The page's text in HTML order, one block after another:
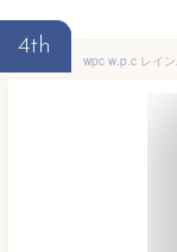
4th